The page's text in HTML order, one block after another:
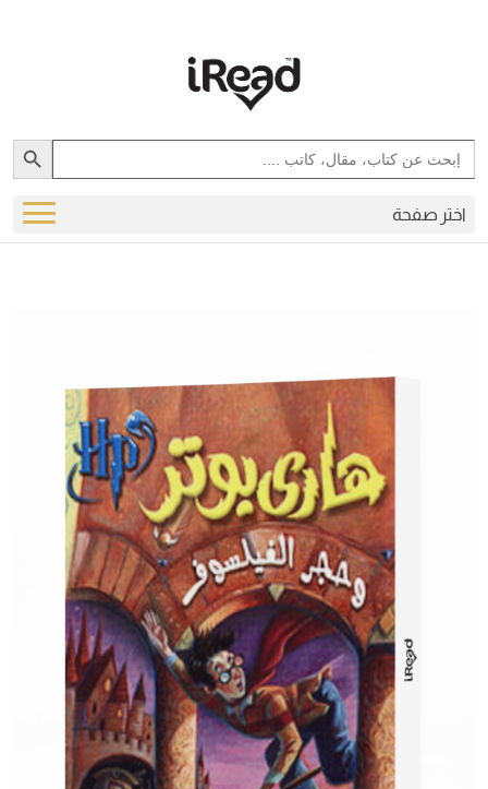
Search
for:
Search Button
اختر صفحة